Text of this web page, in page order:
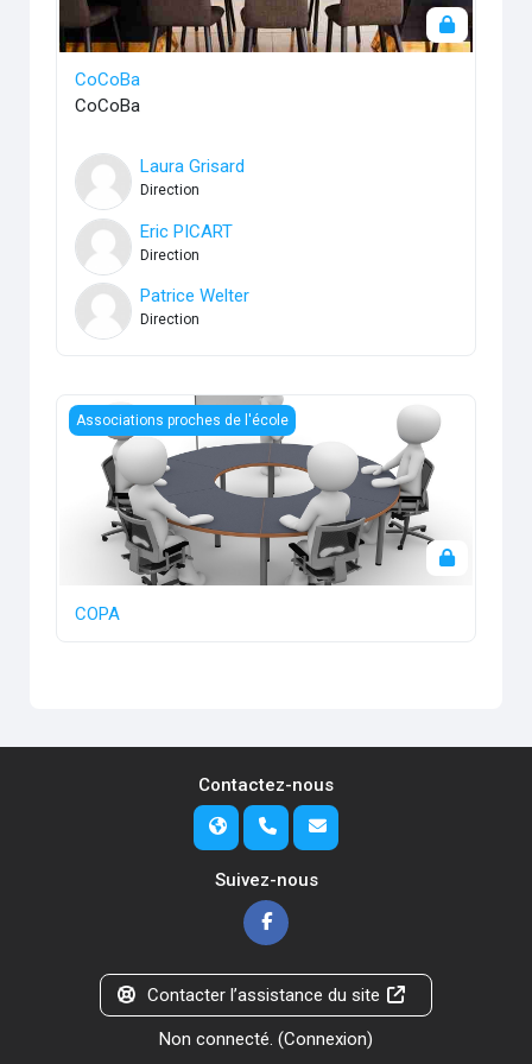
CoCoBa
CoCoBa
Laura Grisard
Direction
Eric PICART
Direction
Patrice Welter
Direction
COPA
Associations proches de l'école
COPA
Contactez-nous
Suivez-nous
Contacter l’assistance du site
Non connecté. (Connexion)